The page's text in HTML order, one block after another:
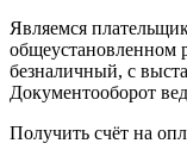
Являемся
общеустановленном
безналичный, с
Документооборот
Получить счёт на